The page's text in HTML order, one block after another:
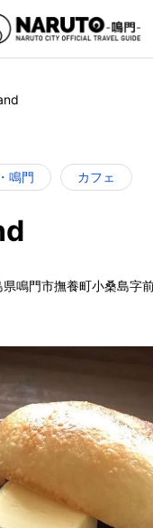
鳴門 カフェ
鳴門市撫養町小桑島字